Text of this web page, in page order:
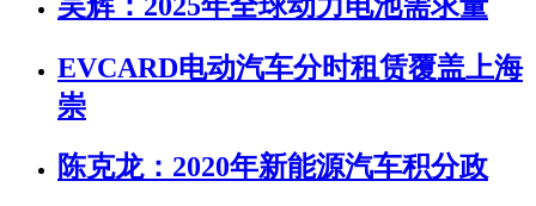
EVCARD电动汽车分时租赁覆盖上海
崇
陈克龙：2020年新能源汽车积分政